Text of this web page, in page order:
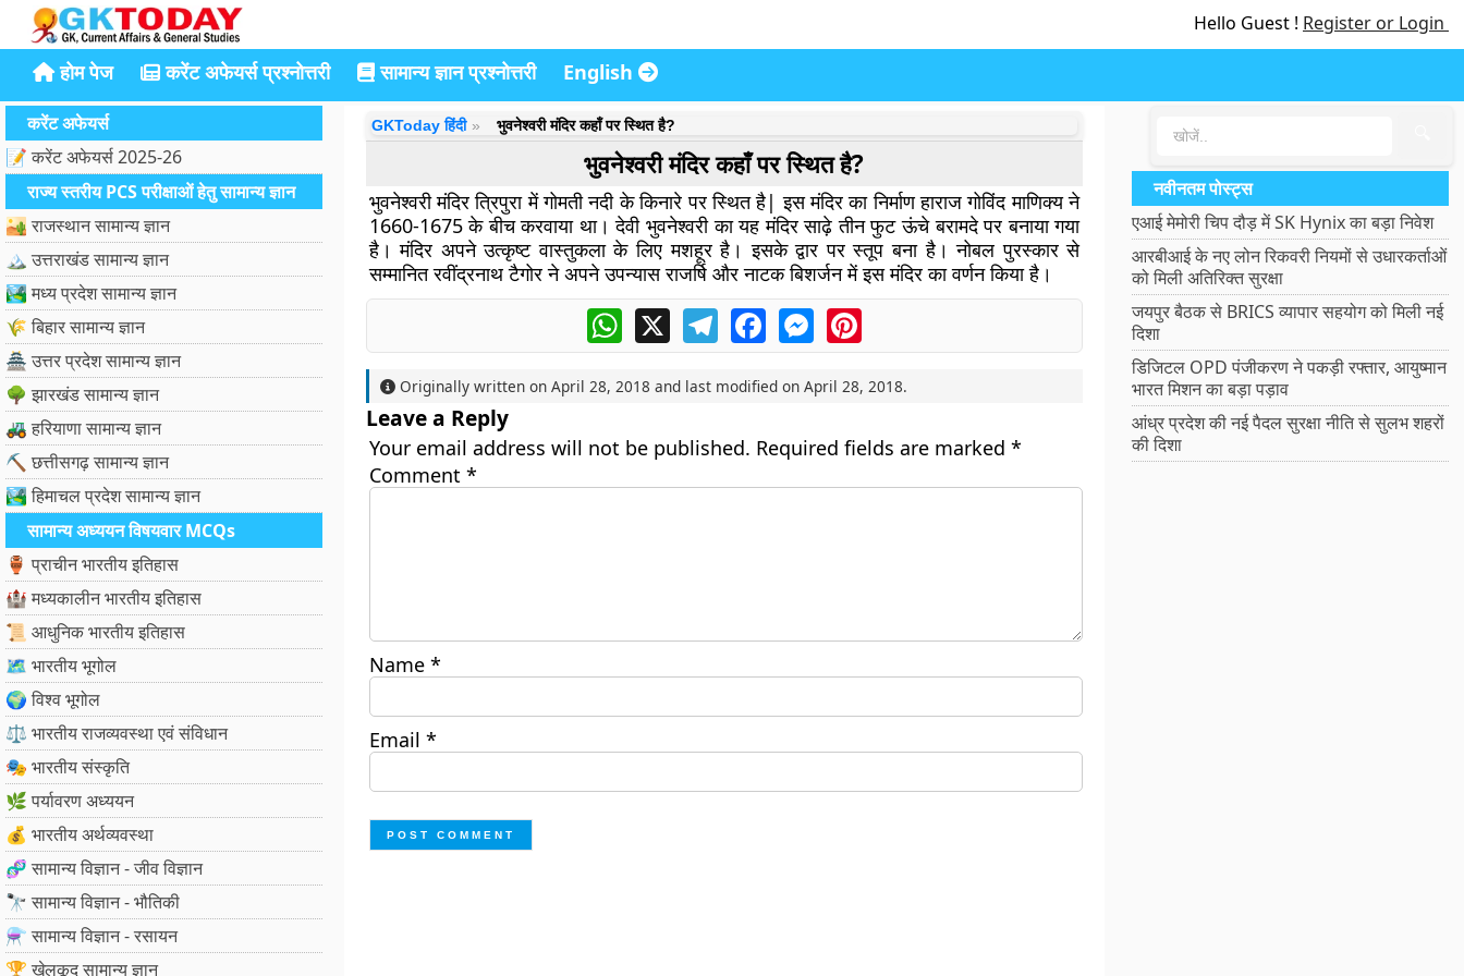
Hello Guest ! Register or Login
होम पेज करेंट अफेयर्स प्रश्नोत्तरी सामान्य ज्ञान प्रश्नोत्तरी English
करेंट अफेयर्स
📝 करेंट अफेयर्स 2025-26
राज्य स्तरीय PCS परीक्षाओं हेतु सामान्य ज्ञान
🏜️ राजस्थान सामान्य ज्ञान
🏔️ उत्तराखंड सामान्य ज्ञान
🏞️ मध्य प्रदेश सामान्य ज्ञान
🌾 बिहार सामान्य ज्ञान
🏯 उत्तर प्रदेश सामान्य ज्ञान
🌳 झारखंड सामान्य ज्ञान
🚜 हरियाणा सामान्य ज्ञान
⛏️ छत्तीसगढ़ सामान्य ज्ञान
🏞️ हिमाचल प्रदेश सामान्य ज्ञान
सामान्य अध्ययन विषयवार MCQs
🏺 प्राचीन भारतीय इतिहास
🏰 मध्यकालीन भारतीय इतिहास
📜 आधुनिक भारतीय इतिहास
🗺️ भारतीय भूगोल
🌍 विश्व भूगोल
⚖️ भारतीय राजव्यवस्था एवं संविधान
🎭 भारतीय संस्कृति
🌿 पर्यावरण अध्ययन
💰 भारतीय अर्थव्यवस्था
🧬 सामान्य विज्ञान - जीव विज्ञान
🔭 सामान्य विज्ञान - भौतिकी
⚗️ सामान्य विज्ञान - रसायन
🏆 खेलकूद सामान्य ज्ञान
GKToday हिंदी भुवनेश्वरी मंदिर कहाँ पर स्थित है?
भुवनेश्वरी मंदिर कहाँ पर स्थित है?
भुवनेश्वरी मंदिर त्रिपुरा में गोमती नदी के किनारे पर स्थित है| इस मंदिर का निर्माण हाराज गोविंद माणिक्य ने
1660-1675 के बीच करवाया था। देवी भुवनेश्वरी का यह मंदिर साढ़े तीन फुट ऊंचे बरामदे पर बनाया गया
है। मंदिर अपने उत्कृष्ट वास्तुकला के लिए मशहूर है। इसके द्वार पर स्तूप बना है। नोबल पुरस्कार से
सम्मानित रवींद्रनाथ टैगोर ने अपने उपन्यास राजर्षि और नाटक बिशर्जन में इस मंदिर का वर्णन किया है।
WhatsApp
X TelegramFacebookMessengerPinterest
Originally written on April 28, 2018 and last modified on April 28, 2018.
Leave a Reply
Your email address will not be published. Required fields are marked *
Comment *
Name *
Email *
नवीनतम पोस्ट्स
एआई मेमोरी चिप दौड़ में SK Hynix का बड़ा निवेश
आरबीआई के नए लोन रिकवरी नियमों से उधारकर्ताओं
को मिली अतिरिक्त सुरक्षा
जयपुर बैठक से BRICS व्यापार सहयोग को मिली नई
दिशा
डिजिटल OPD पंजीकरण ने पकड़ी रफ्तार, आयुष्मान
भारत मिशन का बड़ा पड़ाव
आंध्र प्रदेश की नई पैदल सुरक्षा नीति से सुलभ शहरों
की दिशा